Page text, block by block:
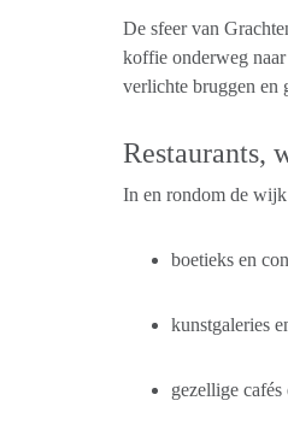
De sfeer van
koffie onderweg
verlichte bruggen en
Restaurants,
In en rondom de
boetieks en
kunstgaleries
gezellige cafés